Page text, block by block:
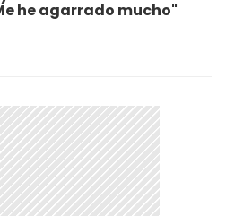
he agarrado mucho"